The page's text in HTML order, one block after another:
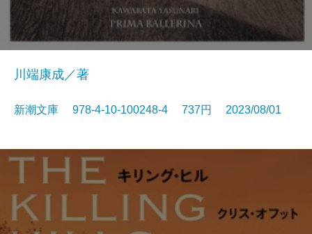
川端康成／著
新潮文庫 978-4-10-100248-4 737円 2023/08/01